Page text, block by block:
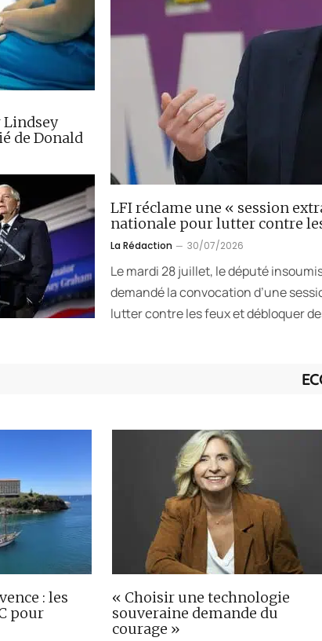
Lindsey
de Donald
LFI réclame une « session
nationale pour lutter contre
La Rédaction 30/07/2026
Le mardi 28 juillet, le député
demandé la convocation d’une
lutter contre les feux et débloquer
: les
pour
« Choisir une technologie
souveraine demande du
courage »